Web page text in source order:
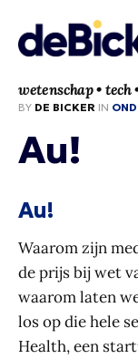
wetenschap • tech
BY DE BICKER IN
Au!
Au!
Waarom zijn
de prijs bij wet
waarom laten
los op die hele
Health, een